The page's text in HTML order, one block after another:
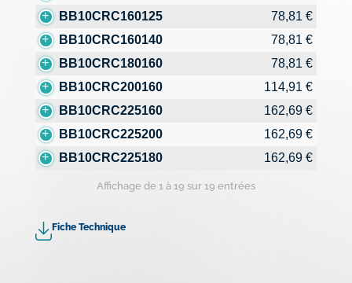
BB10CRC160125
78,81 €
BB10CRC160140
78,81 €
BB10CRC180160
78,81 €
BB10CRC200160
114,91 €
BB10CRC225160
162,69 €
BB10CRC225200
162,69 €
BB10CRC225180
162,69 €
Affichage de 1 à 19 sur 19 entrées
Fiche Technique